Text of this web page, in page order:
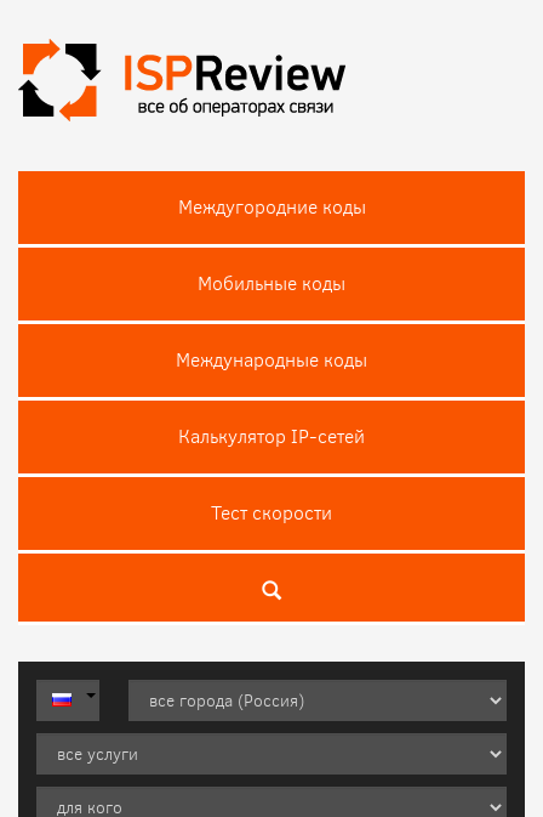
Междугородние коды
Мобильные коды
Международные коды
Калькулятор IP-сетей
Тест скороcти